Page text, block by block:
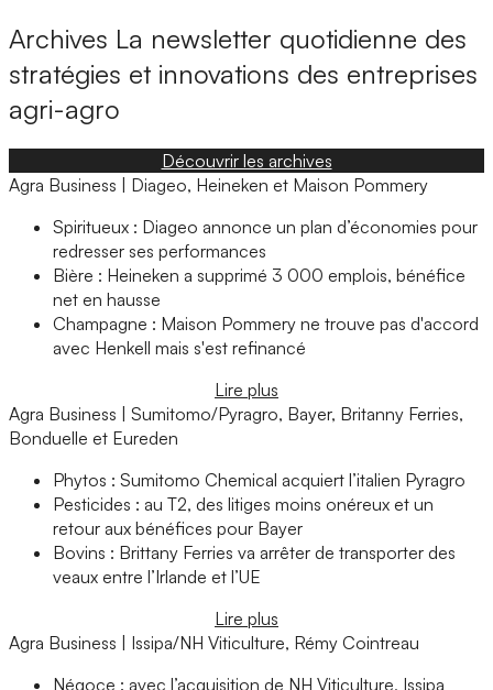
Archives La newsletter quotidienne des
stratégies et innovations des entreprises
agri-agro
Découvrir les archives
Agra Business | Diageo, Heineken et Maison Pommery
Spiritueux : Diageo annonce un plan d’économies pour
redresser ses performances
Bière : Heineken a supprimé 3 000 emplois, bénéfice
net en hausse
Champagne : Maison Pommery ne trouve pas d'accord
avec Henkell mais s'est refinancé
Lire plus
Agra Business | Sumitomo/Pyragro, Bayer, Britanny Ferries,
Bonduelle et Eureden
Phytos : Sumitomo Chemical acquiert l’italien Pyragro
Pesticides : au T2, des litiges moins onéreux et un
retour aux bénéfices pour Bayer
Bovins : Brittany Ferries va arrêter de transporter des
veaux entre l’Irlande et l’UE
Lire plus
Agra Business | Issipa/NH Viticulture, Rémy Cointreau
Négoce : avec l’acquisition de NH Viticulture, Issipa